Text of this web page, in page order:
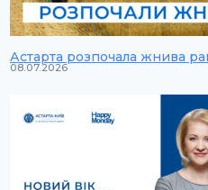
Астарта розпочала жнива
08.07.2026